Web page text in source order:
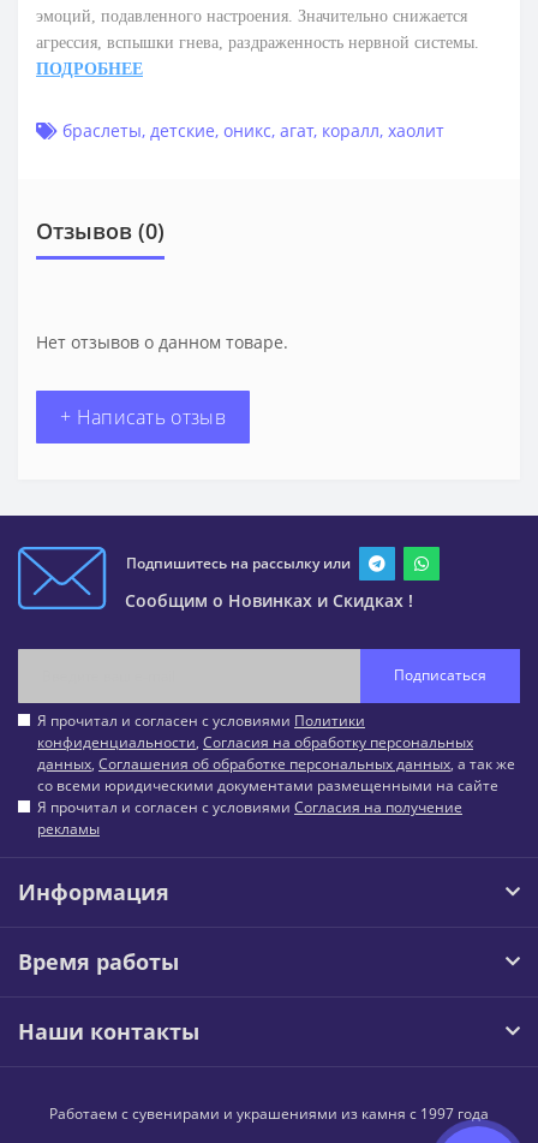
эмоций, подавленного настроения. Значительно снижается
агрессия, вспышки гнева, раздраженность нервной системы.
ПОДРОБНЕЕ
браслеты, детские, оникс, агат, коралл, хаолит
Отзывов (0)
Нет отзывов о данном товаре.
+ Написать отзыв
Подпишитесь на рассылку или
Сообщим о Новинках и Скидках !
Подписаться
Я прочитал и согласен с условиями Политики
конфиденциальности, Согласия на обработку персональных
данных, Соглашения об обработке персональных данных, а так же
со всеми юридическими документами размещенными на сайте
Я прочитал и согласен с условиями Согласия на получение
рекламы
Информация
Время работы
Наши контакты
Работаем с сувенирами и украшениями из камня с 1997 года